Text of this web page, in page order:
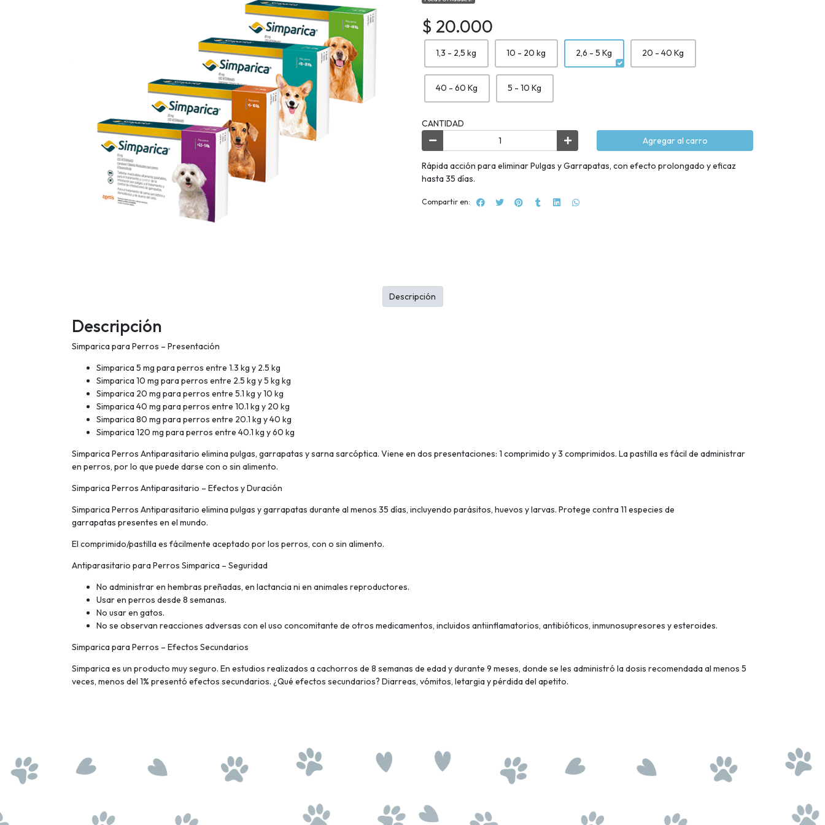
$ 20.000
1,3 - 2,5 kg 10 - 20 kg 2,6 - 5 Kg 20 - 40 Kg
40 - 60 Kg 5 - 10 Kg
CANTIDAD
Agregar al carro
Rápida acción para eliminar Pulgas y Garrapatas, con efecto prolongado y eficaz
hasta 35 días.
Compartir en:
Descripción
Simparica para Perros – Presentación
Simparica 5 mg para perros entre 1.3 kg y 2.5 kg
Simparica 10 mg para perros entre 2.5 kg y 5 kg kg
Simparica 20 mg para perros entre 5.1 kg y 10 kg
Simparica 40 mg para perros entre 10.1 kg y 20 kg
Simparica 80 mg para perros entre 20.1 kg y 40 kg
Simparica 120 mg para perros entre 40.1 kg y 60 kg
Simparica Perros Antiparasitario elimina pulgas, garrapatas y sarna sarcóptica. Viene en dos presentaciones: 1 comprimido y 3 comprimidos. La pastilla es fácil de administrar
en perros, por lo que puede darse con o sin alimento.
Simparica Perros Antiparasitario – Efectos y Duración
Simparica Perros Antiparasitario elimina pulgas y garrapatas durante al menos 35 días, incluyendo parásitos, huevos y larvas. Protege contra 11 especies de
garrapatas presentes en el mundo.
El comprimido/pastilla es fácilmente aceptado por los perros, con o sin alimento.
Antiparasitario para Perros Simparica – Seguridad
No administrar en hembras preñadas, en lactancia ni en animales reproductores.
Usar en perros desde 8 semanas.
No usar en gatos.
No se observan reacciones adversas con el uso concomitante de otros medicamentos, incluidos antiinflamatorios, antibióticos, inmunosupresores y esteroides.
Simparica para Perros – Efectos Secundarios
Simparica es un producto muy seguro. En estudios realizados a cachorros de 8 semanas de edad y durante 9 meses, donde se les administró la dosis recomendada al menos 5
veces, menos del 1% presentó efectos secundarios. ¿Qué efectos secundarios? Diarreas, vómitos, letargia y pérdida del apetito.
Descripción